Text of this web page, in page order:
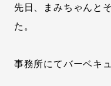
先日、まみちゃんと
た。
事務所にてバーベキ